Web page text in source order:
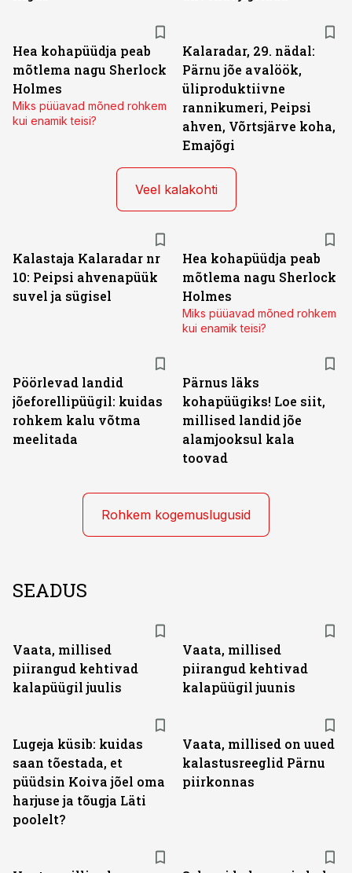
Hea kohapüüdja peab
mõtlema nagu Sherlock
Holmes
Miks püüavad mõned rohkem
kui enamik teisi?
Kalaradar, 29. nädal:
Pärnu jõe avalöök,
üliproduktiivne
rannikumeri, Peipsi
ahven, Võrtsjärve koha,
Emajõgi
Veel kalakohti
Kalastaja Kalaradar nr
10: Peipsi ahvenapüük
suvel ja sügisel
Hea kohapüüdja peab
mõtlema nagu Sherlock
Holmes
Miks püüavad mõned rohkem
kui enamik teisi?
Pöörlevad landid
jõeforellipüügil: kuidas
rohkem kalu võtma
meelitada
Pärnus läks
kohapüügiks! Loe siit,
millised landid jõe
alamjooksul kala
toovad
Rohkem kogemuslugusid
SEADUS
Vaata, millised
piirangud kehtivad
kalapüügil juulis
Vaata, millised
piirangud kehtivad
kalapüügil juunis
Lugeja küsib: kuidas
saan tõestada, et
püüdsin Koiva jõel oma
harjuse ja tõugja Läti
poolelt?
Vaata, millised on uued
kalastusreeglid Pärnu
piirkonnas